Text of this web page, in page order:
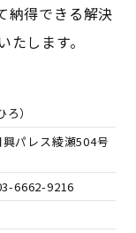
納得できる解決
します。
ろ）
パレス綾瀬504号
6662-9216